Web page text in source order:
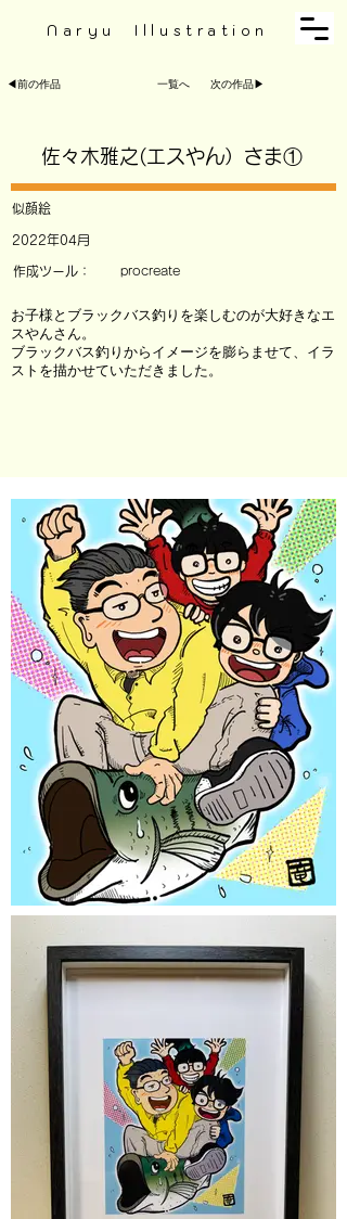
Naryu Illustration
◀︎前の作品 一覧へ 次の作品▶︎
佐々木雅之(エスやん）さま①
似顔絵
2022年04月
procreate
作成ツール：
お子様とブラックバス釣りを楽しむのが大好きなエ
スやんさん。
ブラックバス釣りからイメージを膨らませて、イラ
ストを描かせていただきました。